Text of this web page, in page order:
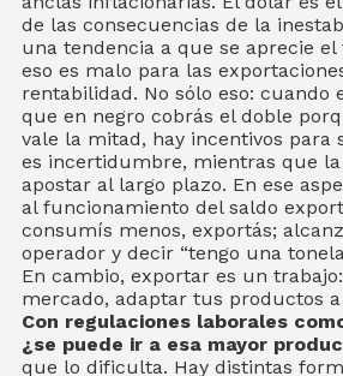
de las consecuencias de la
una tendencia a que se aprecie el
eso es malo para las
rentabilidad. No sólo eso: cuando
que en negro cobrás el doble
vale la mitad, hay incentivos para
es incertidumbre, mientras que
apostar al largo plazo. En ese
al funcionamiento del saldo
consumís menos, exportás;
operador y decir “tengo una
En cambio, exportar es un
mercado, adaptar tus productos
Con regulaciones laborales
¿se puede ir a esa mayor
que lo dificulta. Hay distintas